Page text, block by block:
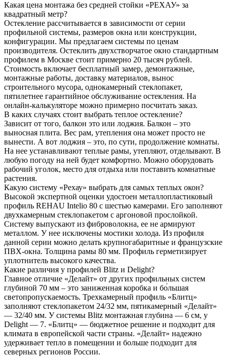
Какая цена монтажа без средней стойки «РЕХАУ» за
квадратный метр?
Остекление рассчитывается в зависимости от серии
профильной системы, размеров окна или конструкции,
конфигурации. Мы предлагаем системы по ценам
производителя. Остеклить двухстворчатое окно стандартным
профилем в Москве стоит примерно 20 тысяч рублей.
Стоимость включает бесплатный замер, демонтажные,
монтажные работы, доставку материалов, вынос
строительного мусора, однокамерный стеклопакет,
пятилетнее гарантийное обслуживание остекления. На
онлайн-калькуляторе можно примерно посчитать заказ.
В каких случаях стоит выбрать теплое остекление?
Зависит от того, балкон это или лоджия. Балкон – это
выносная плита. Вес рам, утепления она может просто не
вынести. А вот лоджия – это, по сути, продолжение комнаты.
На нее устанавливают теплые рамы, утепляют, отделывают. В
любую погоду на ней будет комфортно. Можно оборудовать
рабочий уголок, место для отдыха или поставить комнатные
растения.
Какую систему «Рехау» выбрать для самых теплых окон?
Высокой экспертной оценки удостоен металлопластиковый
профиль REHAU Intelio 80 с шестью камерами. Его заполняют
двухкамерным стеклопакетом с аргоновой прослойкой.
Систему выпускают из фиброволокна, ее не армируют
металлом. У нее исключены мостики холода. Из профиля
данной серии можно делать крупногабаритные и французские
ПВХ-окна. Толщина рамы 80 мм. Профиль герметизирует
уплотнитель высокого качества.
Какие различия у профилей Blitz и Delight?
Главное отличие «Делайт» от других профильных систем
глубиной 70 мм – это заниженная коробка и бо́льшая
светопропускаемость. Трехкамерный профиль «Блитц»
заполняют стеклопакетом 24/32 мм, пятикамерный «Делайт»
— 32/40 мм. У системы Blitz монтажная глубина — 6 см, у
Delight — 7. «Блитц» — бюджетное решение и подходит для
климата в европейской части страны. «Делайт» надежно
удерживает тепло в помещении и больше подходит для
северных регионов России.